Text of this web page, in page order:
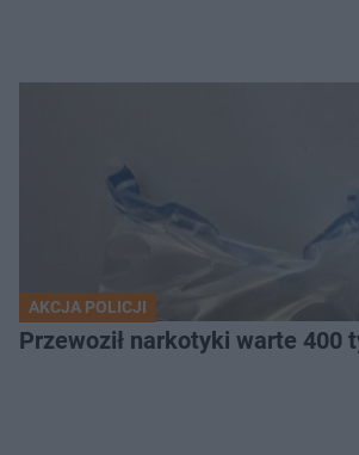
AKCJA POLICJI
Przewoził narkotyki warte 400